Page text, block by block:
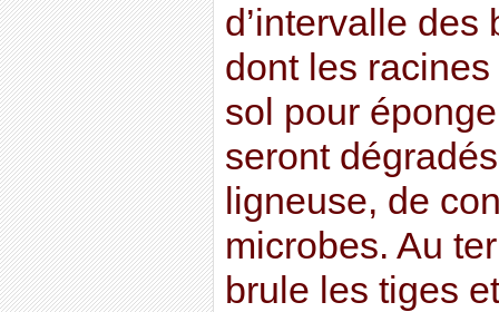
d’intervalle
dont les
sol pour
seront
ligneuse, de
microbes. Au
brule les tiges